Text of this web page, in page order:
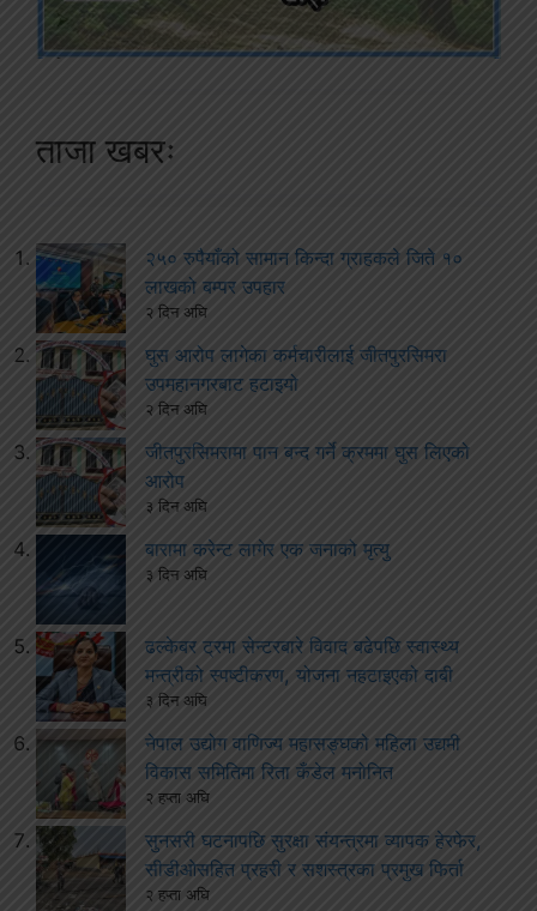
ताजा खबरः
२५० रुपैयाँको सामान किन्दा ग्राहकले जिते १०
लाखको बम्पर उपहार
२ दिन अघि
घुस आरोप लागेका कर्मचारीलाई जीतपुरसिमरा
उपमहानगरबाट हटाइयो
२ दिन अघि
जीतपुरसिमरामा पान बन्द गर्ने क्रममा घुस लिएको
आरोप
३ दिन अघि
बारामा करेन्ट लागेर एक जनाको मृत्यु
३ दिन अघि
ढल्केबर ट्रमा सेन्टरबारे विवाद बढेपछि स्वास्थ्य
मन्त्रीको स्पष्टीकरण, योजना नहटाइएको दाबी
३ दिन अघि
नेपाल उद्योग वाणिज्य महासङ्घको महिला उद्यमी
विकास समितिमा रिता कँडेल मनोनित
२ हप्ता अघि
सुनसरी घटनापछि सुरक्षा संयन्त्रमा व्यापक हेरफेर,
सीडीओसहित प्रहरी र सशस्त्रका प्रमुख फिर्ता
२ हप्ता अघि